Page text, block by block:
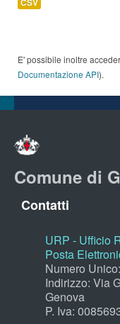
CSV
E' possibile inoltre
Documentazione API).
Comune di
Contatti
URP - Ufficio
Posta
Numero
Indirizzo: Via
Genova
P. Iva: